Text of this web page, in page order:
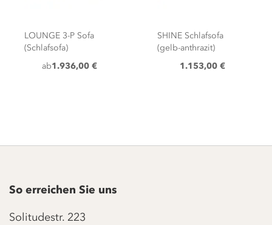
LOUNGE 3-P Sofa
(Schlafsofa)
ab1.936,00 €
SHINE Schlafsofa
(gelb-anthrazit)
1.153,00 €
So erreichen Sie uns
Solitudestr. 223